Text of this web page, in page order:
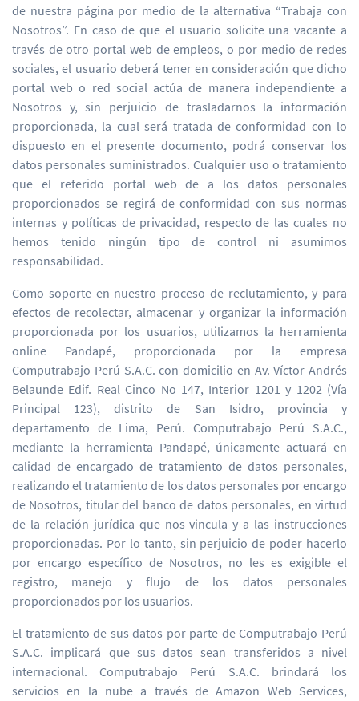
de nuestra página por medio de la alternativa “Trabaja con
Nosotros”. En caso de que el usuario solicite una vacante a
través de otro portal web de empleos, o por medio de redes
sociales, el usuario deberá tener en consideración que dicho
portal web o red social actúa de manera independiente a
Nosotros y, sin perjuicio de trasladarnos la información
proporcionada, la cual será tratada de conformidad con lo
dispuesto en el presente documento, podrá conservar los
datos personales suministrados. Cualquier uso o tratamiento
que el referido portal web de a los datos personales
proporcionados se regirá de conformidad con sus normas
internas y políticas de privacidad, respecto de las cuales no
hemos tenido ningún tipo de control ni asumimos
responsabilidad.
Como soporte en nuestro proceso de reclutamiento, y para
efectos de recolectar, almacenar y organizar la información
proporcionada por los usuarios, utilizamos la herramienta
online Pandapé, proporcionada por la empresa
Computrabajo Perú S.A.C. con domicilio en Av. Víctor Andrés
Belaunde Edif. Real Cinco No 147, Interior 1201 y 1202 (Vía
Principal 123), distrito de San Isidro, provincia y
departamento de Lima, Perú. Computrabajo Perú S.A.C.,
mediante la herramienta Pandapé, únicamente actuará en
calidad de encargado de tratamiento de datos personales,
realizando el tratamiento de los datos personales por encargo
de Nosotros, titular del banco de datos personales, en virtud
de la relación jurídica que nos vincula y a las instrucciones
proporcionadas. Por lo tanto, sin perjuicio de poder hacerlo
por encargo específico de Nosotros, no les es exigible el
registro, manejo y flujo de los datos personales
proporcionados por los usuarios.
El tratamiento de sus datos por parte de Computrabajo Perú
S.A.C. implicará que sus datos sean transferidos a nivel
internacional. Computrabajo Perú S.A.C. brindará los
servicios en la nube a través de Amazon Web Services,